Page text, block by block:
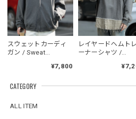
CATEGORY
ALL ITEM
2026/05/28
2026/05/27
スウェットカーディ
ガン / Sweat
¥7,800
レイヤードヘムトレ
ーナーシャツ /